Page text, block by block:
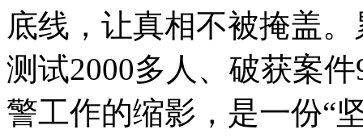
底线，让真相不被掩盖
测试2000多人、破获案
警工作的缩影，是一份“